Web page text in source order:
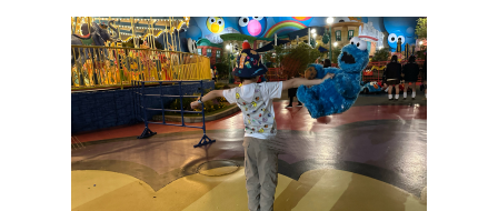
皆スタンディングで、 大盛り上がりでし
た・・・。 ボビーコールドウェルやビリージョ
エルなどが、 高齢で来日最後かも、、、 とか
噂されるので最近は、 頑張ってライブに行って
います。 たくさん、元気をもらいました！！！
人生の集大成、すごいですね。 （この写真はラ
イブ開始前の撮影OK時に撮りました。） それ
では、皆様も元気にお過ごしください。 早速、
着ています（おじさんには派手ですね）